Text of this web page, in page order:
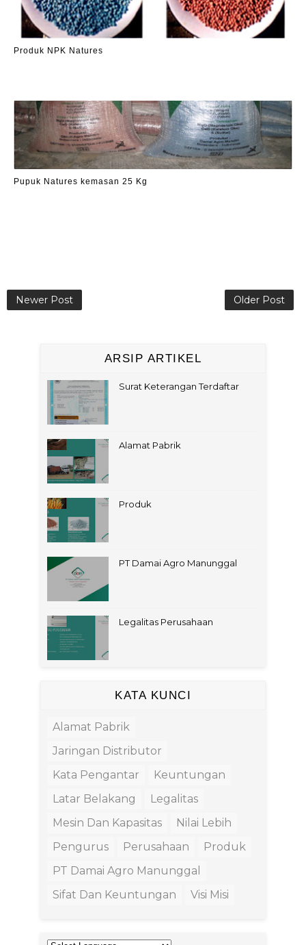
Produk NPK Natures
Pupuk Natures kemasan 25 Kg
Newer Post Older Post
ARSIP ARTIKEL
Surat Keterangan Terdaftar
Alamat Pabrik
Produk
PT Damai Agro Manunggal
Legalitas Perusahaan
KATA KUNCI
Alamat Pabrik
Jaringan Distributor
Kata Pengantar
Keuntungan
Latar Belakang
Legalitas
Mesin Dan Kapasitas
Nilai Lebih
Pengurus
Perusahaan
Produk
PT Damai Agro Manunggal
Sifat Dan Keuntungan
Visi Misi